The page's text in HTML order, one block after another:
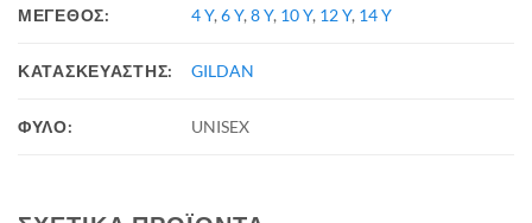
ΜΕΓΕΘΟΣ: 4 Y,6 Y,8 Y, 10 Y, 12 Y, 14 Y
ΚΑΤΑΣΚΕΥΑΣΤΗΣ: GILDAN
ΦΥΛΟ: UNISEX